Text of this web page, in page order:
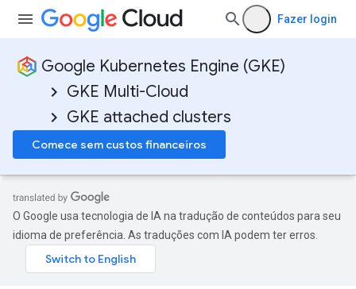
Fazer login
Google Kubernetes Engine (GKE)
GKE Multi-Cloud
GKE attached clusters
Comece sem custos financeiros
O Google usa tecnologia de IA na tradução de conteúdos para seu
idioma de preferência. As traduções com IA podem ter erros.